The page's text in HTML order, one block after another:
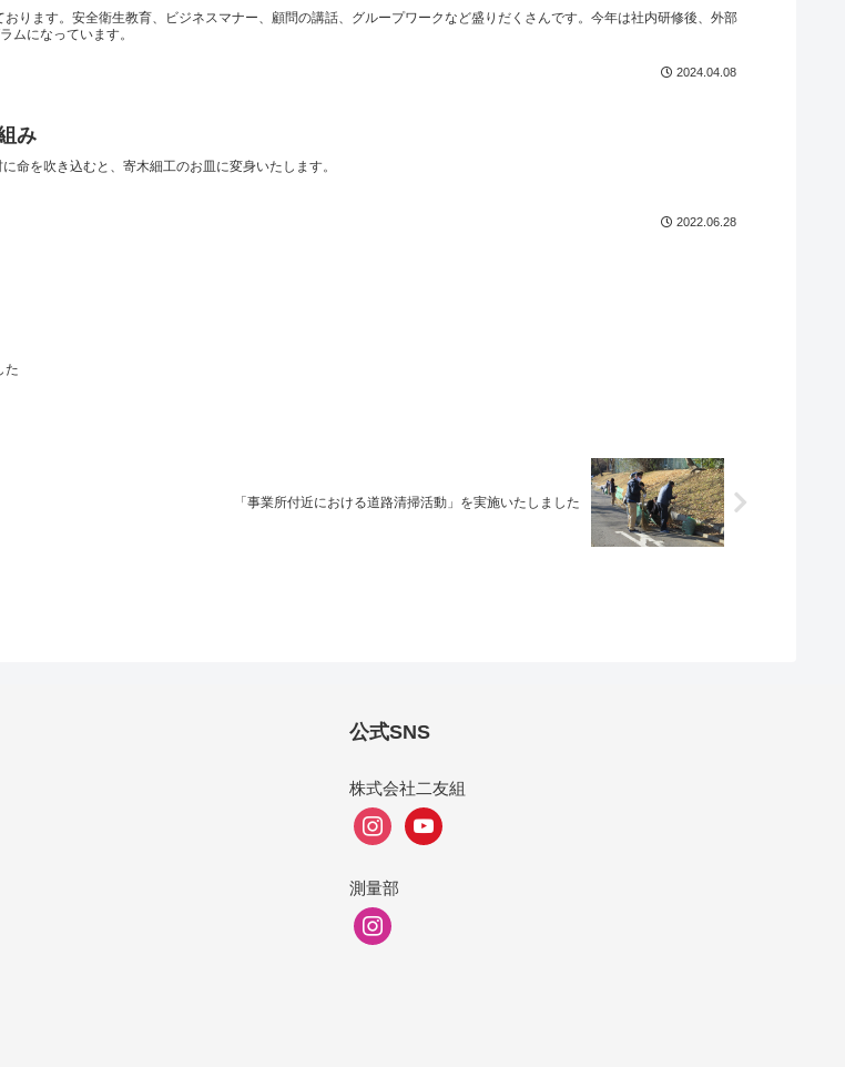
ります。安全衛生教育、ビジネスマナー、顧問の講話、グループワークなど盛りだくさんです。今年は社内研修後、外部
ムになっています。
2024.04.08
み
命を吹き込むと、寄木細工のお皿に変身いたします。
2022.06.28
た
「事業所付近における道路清掃活動」を実施いたしました
公式SNS
株式会社二友組
instagramyoutube
測量部
instagram